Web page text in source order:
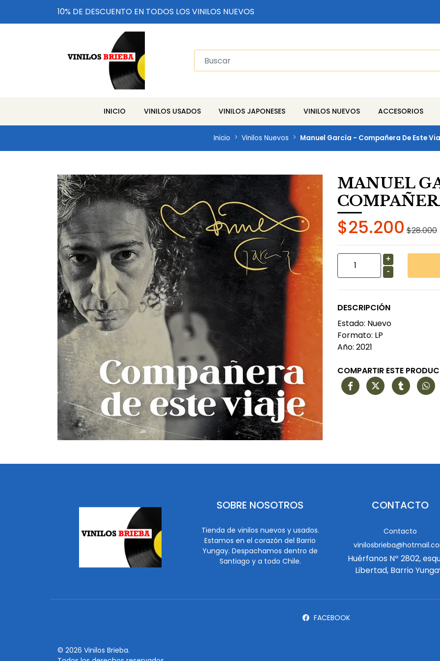
10% DE DESCUENTO EN TODOS LOS VINILOS NUEVOS
INICIO VINILOS USADOS VINILOS JAPONESES VINILOS NUEVOS ACCESORIOS
Inicio Vinilos Nuevos Manuel García - Compañera De Este
MANUEL
$25.200 $28.000
+
-
DESCRIPCIÓN
Estado: Nuevo
Formato: LP
Año: 2021
COMPARTIR ESTE
SOBRE NOSOTROS
Tienda de vinilos nuevos y usados.
Estamos en el corazón del Barrio
Yungay. Despachamos dentro de
Santiago y a todo Chile.
CONTACTO
Contacto
Huérfanos Nº 2802,
Libertad, Barrio
FACEBOOK
© 2026 Vinilos Brieba.